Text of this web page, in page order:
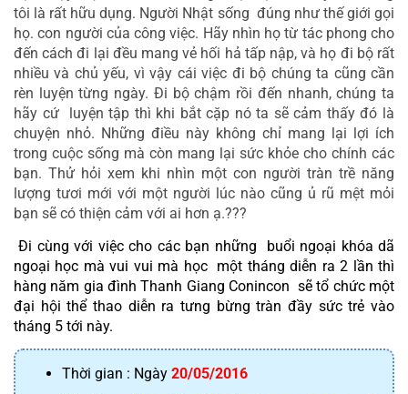
tôi là rất hữu dụng. Người Nhật sống  đúng như thế giới gọi
họ. con người của công việc. Hãy nhìn họ từ tác phong cho
đến cách đi lại đều mang vẻ hối hả tấp nập, và họ đi bộ rất
nhiều và chủ yếu, vì vậy cái việc đi bộ chúng ta cũng cần
rèn luyện từng ngày. Đi bộ chậm rồi đến nhanh, chúng ta
hãy cứ  luyện tập thì khi bắt cặp nó ta sẽ cảm thấy đó là
chuyện nhỏ. Những điều này không chỉ mang lại lợi ích
trong cuộc sống mà còn mang lại sức khỏe cho chính các
bạn. Thử hỏi xem khi nhìn một con người tràn trề năng
lượng tươi mới với một người lúc nào cũng ủ rũ mệt mỏi
bạn sẽ có thiện cảm với ai hơn ạ.???
Đi cùng với việc cho các bạn những  buổi ngoại khóa dã
ngoại học mà vui vui mà học  một tháng diễn ra 2 lần thì
hàng năm gia đình Thanh Giang Conincon  sẽ tổ chức một
đại hội thể thao diễn ra tưng bừng tràn đầy sức trẻ vào
tháng 5 tới này.
Thời gian : Ngày 20/05/2016